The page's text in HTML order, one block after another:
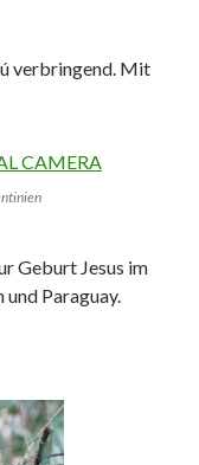
verbringend. Mit
Geburt Jesus im
Paraguay.